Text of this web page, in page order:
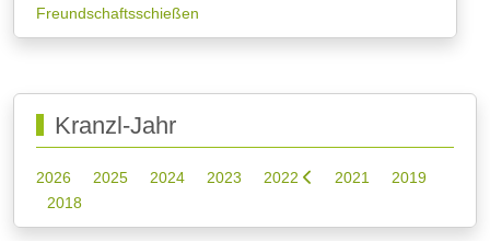
Freundschaftsschießen
Kranzl-Jahr
2026 2025 2024 2023 2022 2021
2019
2018